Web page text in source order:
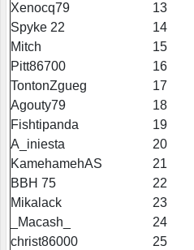
Xenocq79
13
Spyke 22
14
Mitch
15
Pitt86700
16
TontonZgueg
17
Agouty79
18
Fishtipanda
19
A_iniesta
20
KamehamehAS
21
BBH 75
22
Mikalack
23
_Macash_
24
christ86000
25